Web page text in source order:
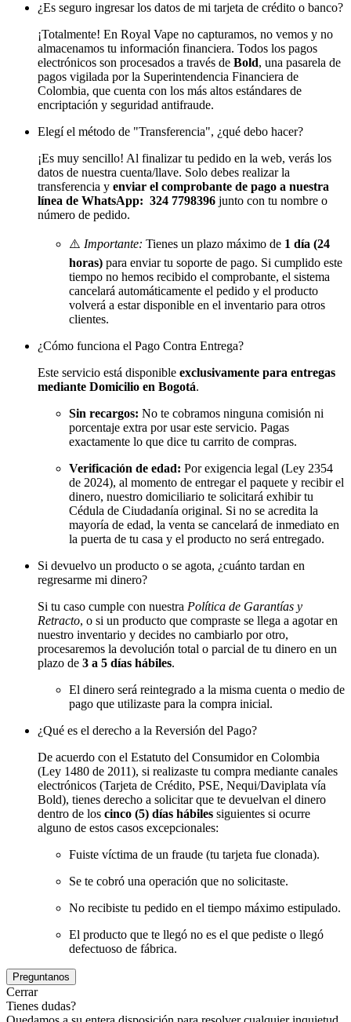
¿Es seguro ingresar los datos de mi tarjeta de crédito o banco?
¡Totalmente! En Royal Vape no capturamos, no vemos y no
almacenamos tu información financiera. Todos los pagos
electrónicos son procesados a través de Bold, una pasarela de
pagos vigilada por la Superintendencia Financiera de
Colombia, que cuenta con los más altos estándares de
encriptación y seguridad antifraude.
Elegí el método de "Transferencia", ¿qué debo hacer?
¡Es muy sencillo! Al finalizar tu pedido en la web, verás los
datos de nuestra cuenta/llave. Solo debes realizar la
transferencia y enviar el comprobante de pago a nuestra
línea de WhatsApp: 324 7798396 junto con tu nombre o
número de pedido.
⚠️ Importante: Tienes un plazo máximo de 1 día (24
horas) para enviar tu soporte de pago. Si cumplido este
tiempo no hemos recibido el comprobante, el sistema
cancelará automáticamente el pedido y el producto
volverá a estar disponible en el inventario para otros
clientes.
¿Cómo funciona el Pago Contra Entrega?
Este servicio está disponible exclusivamente para entregas
mediante Domicilio en Bogotá.
Sin recargos: No te cobramos ninguna comisión ni
porcentaje extra por usar este servicio. Pagas
exactamente lo que dice tu carrito de compras.
Verificación de edad: Por exigencia legal (Ley 2354
de 2024), al momento de entregar el paquete y recibir el
dinero, nuestro domiciliario te solicitará exhibir tu
Cédula de Ciudadanía original. Si no se acredita la
mayoría de edad, la venta se cancelará de inmediato en
la puerta de tu casa y el producto no será entregado.
Si devuelvo un producto o se agota, ¿cuánto tardan en
regresarme mi dinero?
Si tu caso cumple con nuestra Política de Garantías y
Retracto, o si un producto que compraste se llega a agotar en
nuestro inventario y decides no cambiarlo por otro,
procesaremos la devolución total o parcial de tu dinero en un
plazo de 3 a 5 días hábiles.
El dinero será reintegrado a la misma cuenta o medio de
pago que utilizaste para la compra inicial.
¿Qué es el derecho a la Reversión del Pago?
De acuerdo con el Estatuto del Consumidor en Colombia
(Ley 1480 de 2011), si realizaste tu compra mediante canales
electrónicos (Tarjeta de Crédito, PSE, Nequi/Daviplata vía
Bold), tienes derecho a solicitar que te devuelvan el dinero
dentro de los cinco (5) días hábiles siguientes si ocurre
alguno de estos casos excepcionales:
Fuiste víctima de un fraude (tu tarjeta fue clonada).
Se te cobró una operación que no solicitaste.
No recibiste tu pedido en el tiempo máximo estipulado.
El producto que te llegó no es el que pediste o llegó
defectuoso de fábrica.
Preguntanos
Cerrar
Tienes dudas?